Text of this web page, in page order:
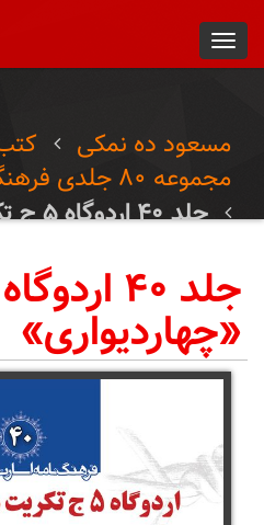
مسعود ده نمکی
مجموعه ۸۰ جلدی فرهنگنامه اسارت و آزادگان
جلد ۴۰ اردوگاه ۵ ج تکریت «چهاردیواری»
«چهاردیواری»